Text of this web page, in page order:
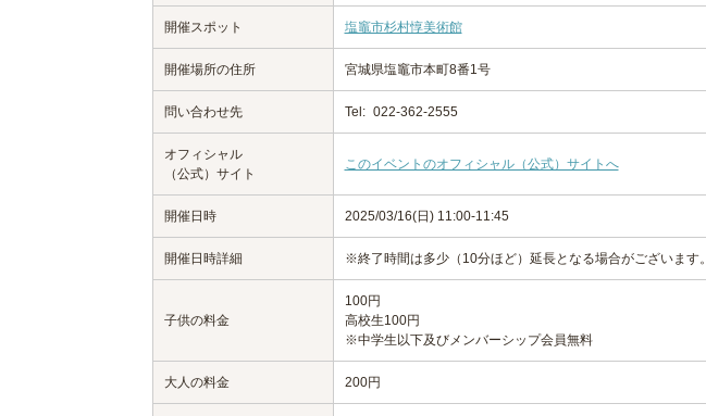
開催スポット 塩竈市杉村惇美術館
開催場所の住所 宮城県塩竈市本町8番1号
問い合わせ先 Tel: 022-362-2555
オフィシャル
（公式）サイト
このイベントのオフィシャル（公式）サイトへ
開催日時 2025/03/16(日) 11:00-11:45
開催日時詳細 ※終了時間は多少（10分ほど）延長となる場合がございます。
子供の料金
100円
高校生100円
※中学生以下及びメンバーシップ会員無料
大人の料金 200円